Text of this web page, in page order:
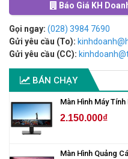
Báo Giá KH
Gọi ngay: (028) 3984 7690
Gửi yêu cầu (To):
Gửi yêu cầu (CC):
BÁN CHẠY
Màn Hình Máy
2.150.000₫
Màn Hình Quảng